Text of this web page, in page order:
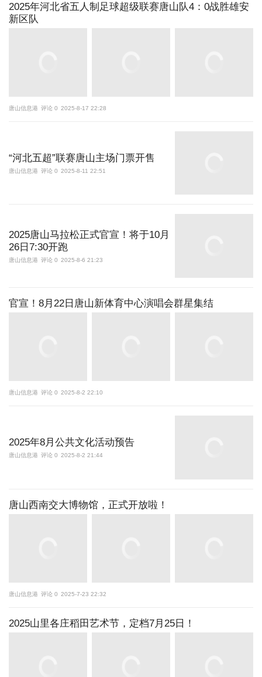
2025年河北省五人制足球超级联赛唐山队4：0战胜雄安
新区队
唐山信息港 评论 0 2025-8-17 22:28
“河北五超”联赛唐山主场门票开售
唐山信息港 评论 0 2025-8-11 22:51
2025唐山马拉松正式官宣！将于10月
26日7:30开跑
唐山信息港 评论 0 2025-8-6 21:23
官宣！8月22日唐山新体育中心演唱会群星集结
唐山信息港 评论 0 2025-8-2 22:10
2025年8月公共文化活动预告
唐山信息港 评论 0 2025-8-2 21:44
唐山西南交大博物馆，正式开放啦！
唐山信息港 评论 0 2025-7-23 22:32
2025山里各庄稻田艺术节，定档7月25日！